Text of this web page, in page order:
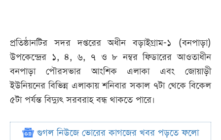
প্রতিষ্ঠানটির সদর দপ্তরের অধীন বড়াইগ্রাম-১ (বনপাড়া)
উপকেন্দ্রের ১, ৪, ৬, ৭ ও ৮ নম্বর ফিডারের আওতাধীন
বনপাড়া পৌরসভার আংশিক এলাকা এবং জোয়াড়ী
ইউনিয়নের বিভিন্ন এলাকায় শনিবার সকাল ৭টা থেকে বিকেল
৫টা পর্যন্ত বিদ্যুৎ সরবরাহ বন্ধ থাকতে পারে।
গুগল নিউজে ভোরের কাগজের খবর পড়তে ফলো